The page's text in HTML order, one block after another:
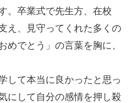
。卒業式で先生方、在校
え、見守ってくれた多くの
めでとう」の言葉を胸に、
して本当に良かったと思っ
にして自分の感情を押し殺